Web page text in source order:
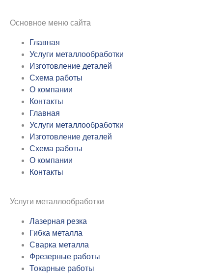
Основное меню сайта
Главная
Услуги металлообработки
Изготовление деталей
Схема работы
О компании
Контакты
Главная
Услуги металлообработки
Изготовление деталей
Схема работы
О компании
Контакты
Услуги металлообработки
Лазерная резка
Гибка металла
Сварка металла
Фрезерные работы
Токарные работы